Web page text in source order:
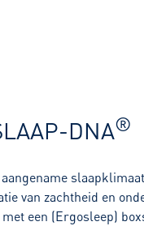
DNA®
van zachtheid en
een (Ergosleep)